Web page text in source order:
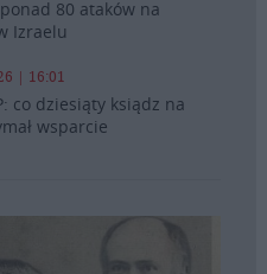
80 ataków na
Izraelu
| 16:01
co dziesiąty ksiądz na
wsparcie